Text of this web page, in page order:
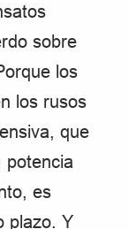
sobre
los
los rusos
que
potencia
es
plazo. Y